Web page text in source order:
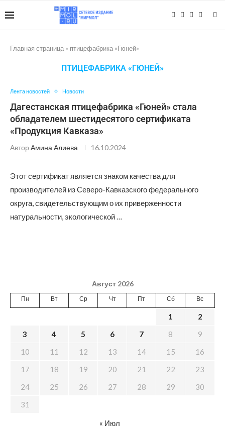
Главная страница » птицефабрика «Гюней»
ПТИЦЕФАБРИКА «ГЮНЕЙ»
Лента новостей Новости
Дагестанская птицефабрика «Гюней» стала
обладателем шестидесятого сертификата
«Продукция Кавказа»
Автор Амина Алиева 16.10.2024
Этот сертификат является знаком качества для
производителей из Северо-Кавказского федерального
округа, свидетельствующим о их приверженности
натуральности, экологической …
Август 2026
Пн Вт Ср Чт Пт Сб Вс
1
2
3
4 5 6 7 8
9
10
11 12 13 14 15
16
17
18 19 20 21 22
23
24
25 26 27 28 29
30
31
« Июл